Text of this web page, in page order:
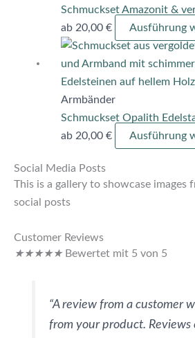
Schmuckset Amazonit &
ab 20,00 € Ausführung
Armbänder
Schmuckset Opalith
ab 20,00 € Ausführung
Social Media Posts
This is a gallery to showcase images
social posts
Customer Reviews
★★★★★ Bewertet mit 5 von 5
“A review from a customer
from your product. Reviews